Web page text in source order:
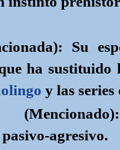
Su
ha sustituido
y las series
agresivo.